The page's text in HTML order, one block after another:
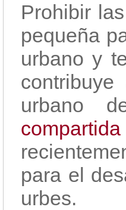
Prohibir
pequeña
urbano y
urbano
compartida
para el
urbes.